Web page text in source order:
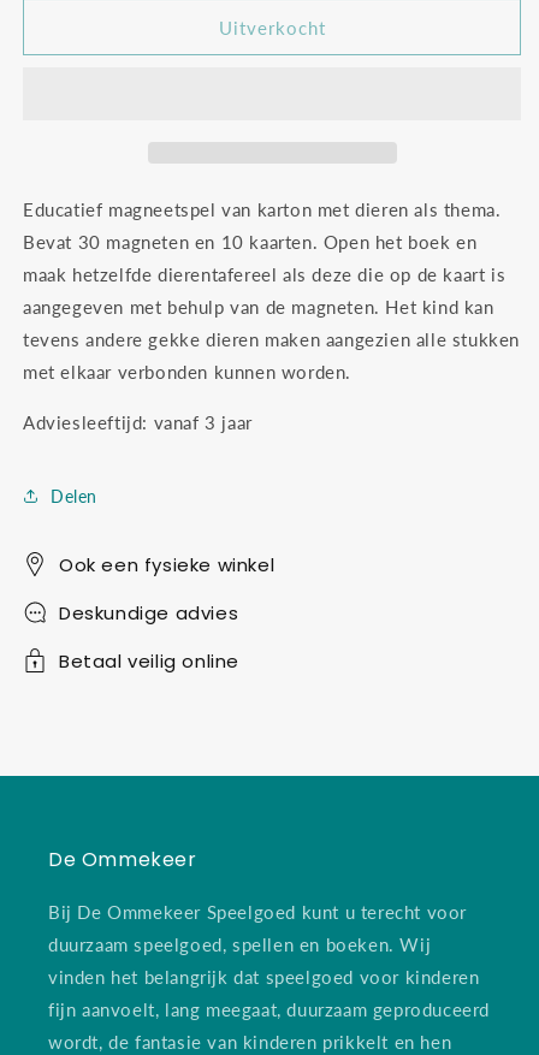
magnetibook
Janod
magnetibook
Uitverkocht
Educatief magneetspel van karton met dieren als thema.
Bevat 30 magneten en 10 kaarten. Open het boek en
maak hetzelfde dierentafereel als deze die op de kaart is
aangegeven met behulp van de magneten. Het kind kan
tevens andere gekke dieren maken aangezien alle stukken
met elkaar verbonden kunnen worden.
Adviesleeftijd: vanaf 3 jaar
Delen
Ook een fysieke winkel
Deskundige advies
Betaal veilig online
De Ommekeer
Bij De Ommekeer Speelgoed kunt u terecht voor
duurzaam speelgoed, spellen en boeken. Wij
vinden het belangrijk dat speelgoed voor kinderen
fijn aanvoelt, lang meegaat, duurzaam geproduceerd
wordt, de fantasie van kinderen prikkelt en hen